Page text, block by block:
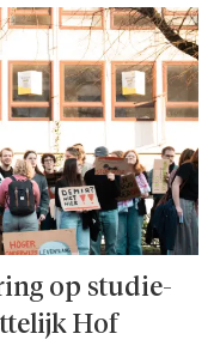
op studie­
Hof